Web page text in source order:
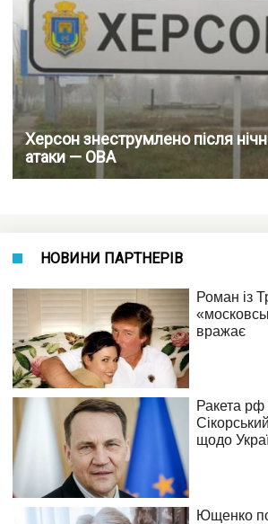
Херсон знеструмлено після
атаки — ОВА
НОВИНИ ПАРТНЕРІВ